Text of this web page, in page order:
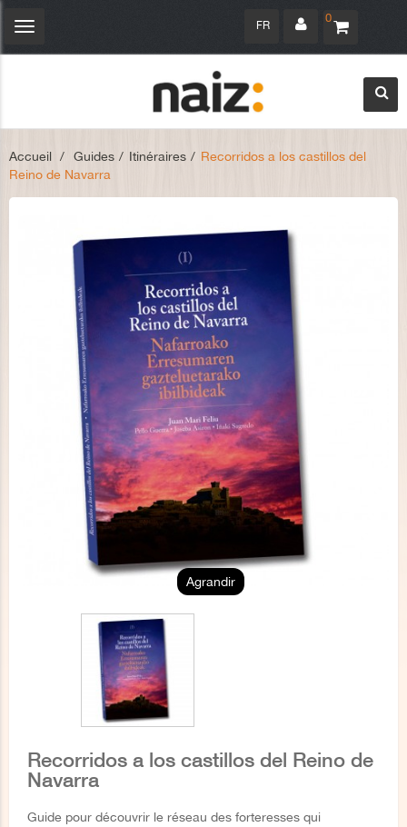
0
FR
Navigation
Accueil > Guides > Itinéraires > Recorridos a los castillos del
Reino de Navarra
Agrandir
Recorridos a los castillos del Reino de
Navarra
Guide pour découvrir le réseau des forteresses qui